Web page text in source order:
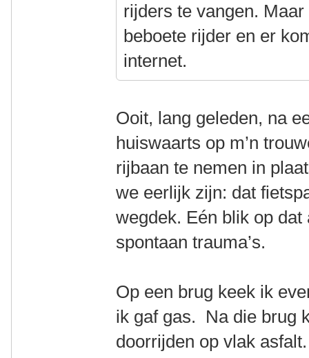
rijders te vangen.
beboete rijder en er
internet.
Ooit, lang geleden, na
huiswaarts op m’n
rijbaan te nemen in
we eerlijk zijn: dat
wegdek. Eén blik op
spontaan trauma’s.
Op een brug keek ik
ik gaf gas. Na die brug
doorrijden op vlak